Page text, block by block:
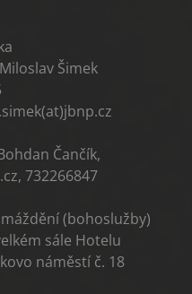
Šimek
Čančík,
732266847
(bohoslužby)
sále Hotelu
náměstí č. 18